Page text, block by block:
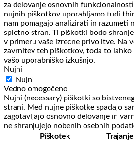
za delovanje osnovnih
nujnih piškotkov uporabljamo tudi
nam pomagajo analizirati in razumeti
spletno stran. Ti piškotki bodo
v primeru vaše izrecne privolitve. Na
zavrnitev teh piškotkov, toda to lahko
vašo uporabniško izkušnjo.
Nujni
Nujni
Vedno omogočeno
Nujni (necessary) piškotki so
strani. Med nujne piškotke spadajo
zagotavljajo osnovno delovanje in
ne shranjujejo nobenih osebnih
Piškotek
Trajanje